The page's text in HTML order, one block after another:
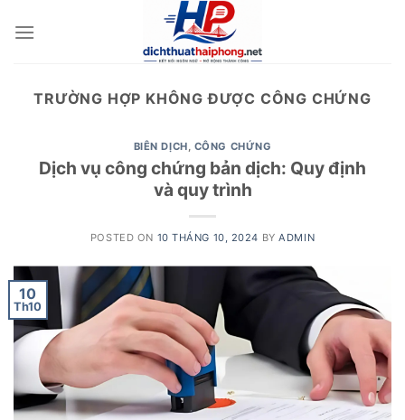
TRƯỜNG HỢP KHÔNG ĐƯỢC CÔNG CHỨNG
BIÊN DỊCH, CÔNG CHỨNG
Dịch vụ công chứng bản dịch: Quy định
và quy trình
POSTED ON 10 THÁNG 10, 2024 BYADMIN
10
Th10